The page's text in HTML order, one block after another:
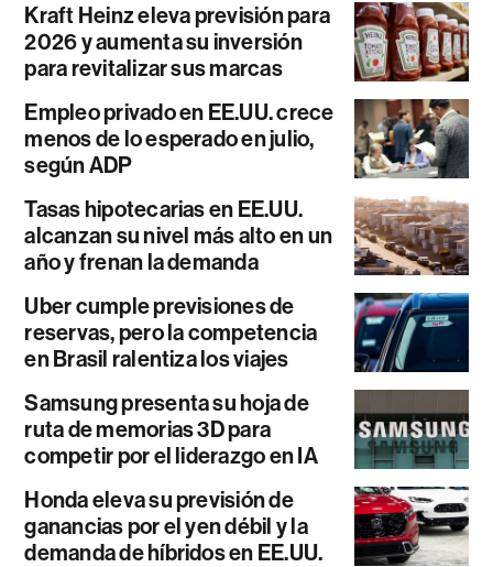
Kraft Heinz eleva previsión para
2026 y aumenta su inversión
para revitalizar sus marcas
Empleo privado en EE.UU. crece
menos de lo esperado en julio,
según ADP
Tasas hipotecarias en EE.UU.
alcanzan su nivel más alto en un
año y frenan la demanda
Uber cumple previsiones de
reservas, pero la competencia
en Brasil ralentiza los viajes
Samsung presenta su hoja de
ruta de memorias 3D para
competir por el liderazgo en IA
Honda eleva su previsión de
ganancias por el yen débil y la
demanda de híbridos en EE.UU.